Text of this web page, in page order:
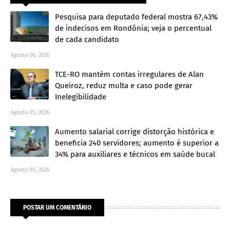
Pesquisa para deputado federal mostra 67,43%
de indecisos em Rondônia; veja o percentual
de cada candidato
Agosto 06, 2026
TCE-RO mantém contas irregulares de Alan
Queiroz, reduz multa e caso pode gerar
Inelegibilidade
Agosto 05, 2026
Aumento salarial corrige distorção histórica e
beneficia 240 servidores; aumento é superior a
34% para auxiliares e técnicos em saúde bucal
Agosto 05, 2026
POSTAR UM COMENTÁRIO